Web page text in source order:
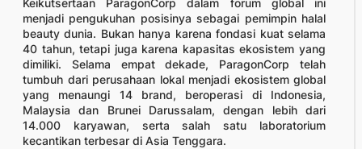
Keikutsertaan ParagonCorp dalam forum global ini
menjadi pengukuhan posisinya sebagai pemimpin halal
beauty dunia. Bukan hanya karena fondasi kuat selama
40 tahun, tetapi juga karena kapasitas ekosistem yang
dimiliki. Selama empat dekade, ParagonCorp telah
tumbuh dari perusahaan lokal menjadi ekosistem global
yang menaungi 14 brand, beroperasi di Indonesia,
Malaysia dan Brunei Darussalam, dengan lebih dari
14.000 karyawan, serta salah satu laboratorium
kecantikan terbesar di Asia Tenggara.